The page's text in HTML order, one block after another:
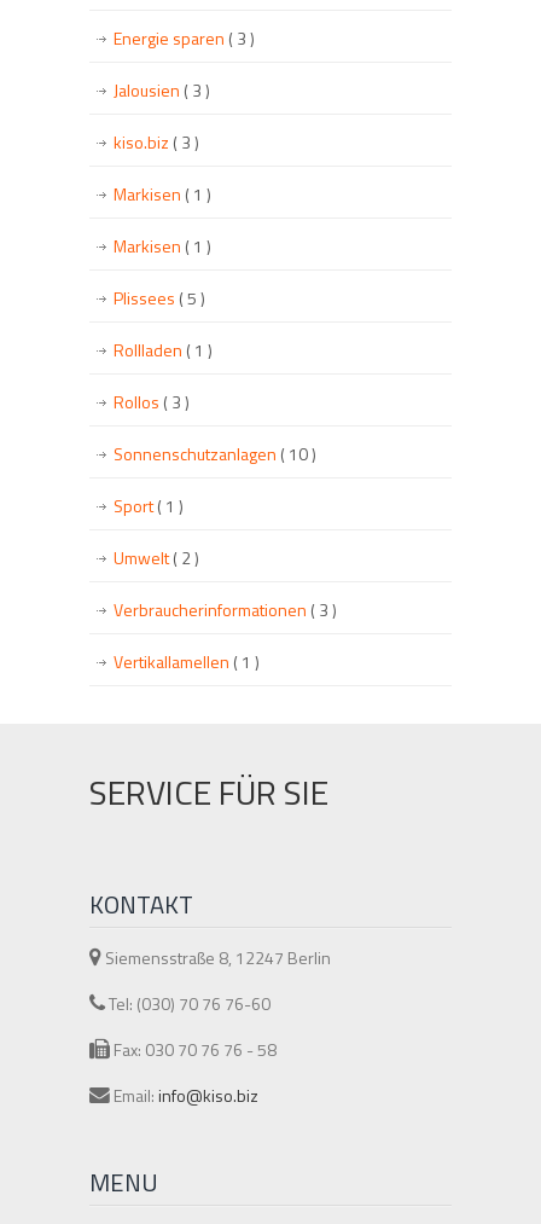
Energie sparen ( 3 )
Jalousien ( 3 )
kiso.biz ( 3 )
Markisen ( 1 )
Markisen ( 1 )
Plissees ( 5 )
Rollladen ( 1 )
Rollos ( 3 )
Sonnenschutzanlagen ( 10 )
Sport( 1 )
Umwelt( 2 )
Verbraucherinformationen ( 3 )
Vertikallamellen ( 1 )
SERVICE FÜR SIE
KONTAKT
Siemensstraße 8, 12247 Berlin
Tel: (030) 70 76 76-60
Fax: 030 70 76 76 - 58
Email:info@kiso.biz
MENU